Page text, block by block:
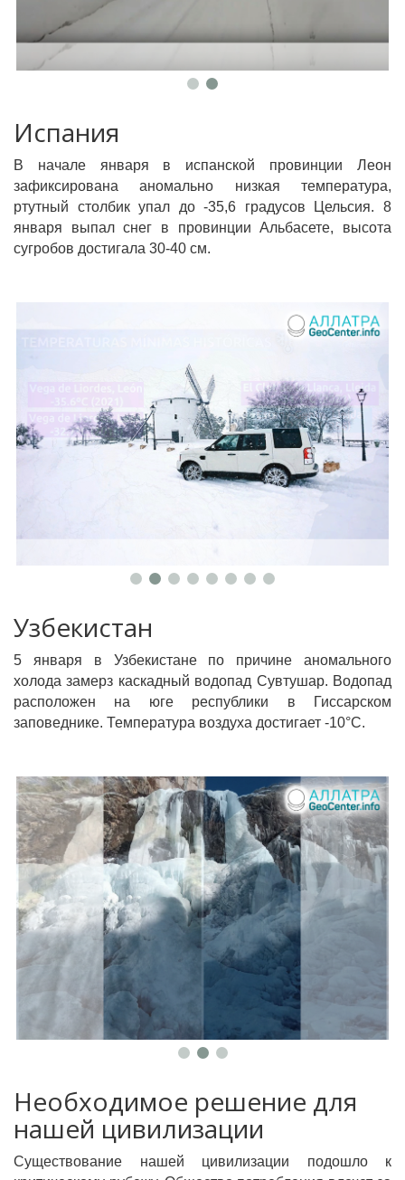
Испания
В начале января в испанской провинции Леон
зафиксирована аномально низкая температура,
ртутный столбик упал до -35,6 градусов Цельсия. 8
января выпал снег в провинции Альбасете, высота
сугробов достигала 30-40 см.
Узбекистан
5 января в Узбекистане по причине аномального
холода замерз каскадный водопад Сувтушар. Водопад
расположен на юге республики в Гиссарском
заповеднике. Температура воздуха достигает -10°С.
Необходимое решение для
нашей цивилизации
Существование нашей цивилизации подошло к